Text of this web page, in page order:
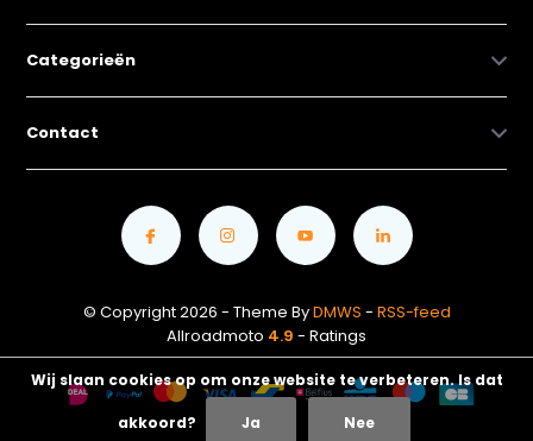
Categorieën
Contact
© Copyright 2026 - Theme ByDMWS - RSS-feed
Allroadmoto 4.9 - Ratings
Wij slaan cookies op om onze website te verbeteren. Is dat
akkoord? Ja Nee